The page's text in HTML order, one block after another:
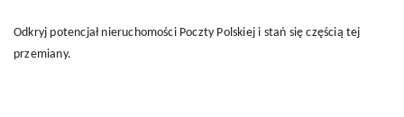
Odkryj potencjał nieruchomości Poczty Polskiej i stań się częścią tej
przemiany.